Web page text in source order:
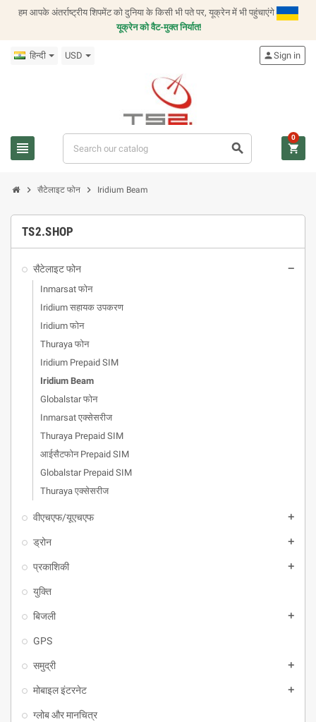
हम आपके अंतर्राष्ट्रीय शिपमेंट को दुनिया के किसी भी पते पर, यूक्रेन में भी पहुंचाएंगे
यूक्रेन को वैट-मुक्त निर्यात!
हिन्दी USD
view_headline search
personSign in
shopping_cart
0
chevron_right सैटेलाइट फोन chevron_right Iridium Beam
TS2.SHOP
सैटेलाइट फोन remove
Inmarsat फोन
Iridium सहायक उपकरण
Iridium फोन
Thuraya फोन
Iridium Prepaid SIM
Iridium Beam
Globalstar फोन
Inmarsat एक्सेसरीज
Thuraya Prepaid SIM
आईसैटफोन Prepaid SIM
Globalstar Prepaid SIM
Thuraya एक्सेसरीज
वीएचएफ/यूएचएफ add
ड्रोन add
प्रकाशिकी add
युक्ति
बिजली add
GPS
समुद्री add
मोबाइल इंटरनेट add
ग्लोब और मानचित्र